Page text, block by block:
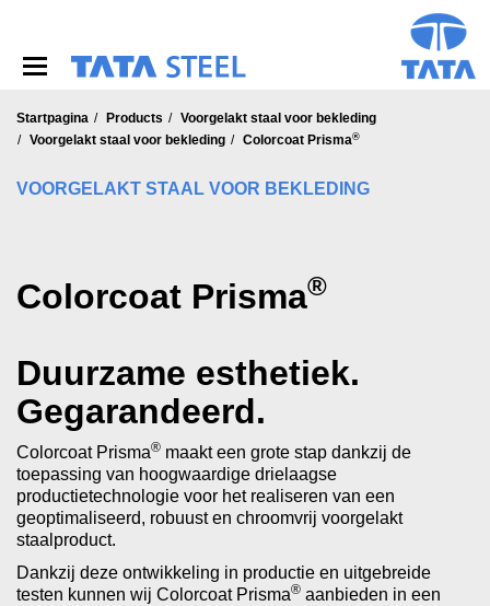
Startpagina Products
Voorgelakt staal voor bekleding
Voorgelakt staal voor bekleding
Colorcoat Prisma®
VOORGELAKT STAAL VOOR BEKLEDING
Colorcoat Prisma®
Duurzame esthetiek.
Gegarandeerd.
Colorcoat Prisma® maakt een grote stap dankzij de
toepassing van hoogwaardige drielaagse
productietechnologie voor het realiseren van een
geoptimaliseerd, robuust en chroomvrij voorgelakt
staalproduct.
Dankzij deze ontwikkeling in productie en uitgebreide
testen kunnen wij Colorcoat Prisma® aanbieden in een